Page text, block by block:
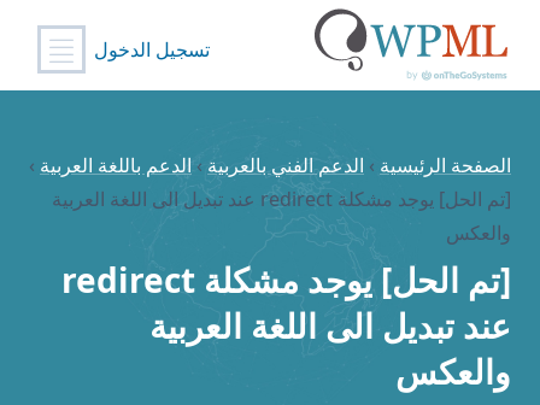
المحتوى
تسجيل الدخول
الصفحة الرئيسية › الدعم الفني بالعربية › الدعم باللغة العربية ›
[تم الحل] يوجد مشكلة redirect عند تبديل الى اللغة العربية
والعكس
[تم الحل] يوجد مشكلة redirect
عند تبديل الى اللغة العربية
والعكس